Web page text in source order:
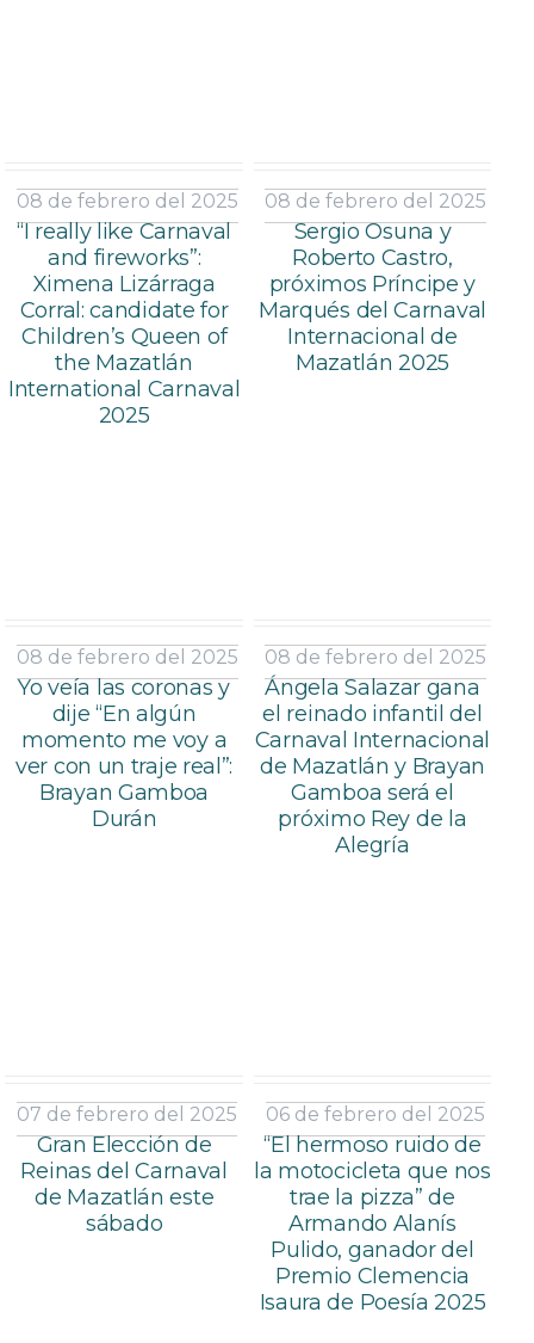
08 de febrero del 2025
“I really like Carnaval
and fireworks”:
Ximena Lizárraga
Corral: candidate for
Children’s Queen of
the Mazatlán
International Carnaval
2025
08 de febrero del 2025
Sergio Osuna y
Roberto Castro,
próximos Príncipe y
Marqués del Carnaval
Internacional de
Mazatlán 2025
08 de febrero del 2025
Yo veía las coronas y
dije “En algún
momento me voy a
ver con un traje real”:
Brayan Gamboa
Durán
08 de febrero del 2025
Ángela Salazar gana
el reinado infantil del
Carnaval Internacional
de Mazatlán y Brayan
Gamboa será el
próximo Rey de la
Alegría
07 de febrero del 2025
Gran Elección de
Reinas del Carnaval
de Mazatlán este
sábado
06 de febrero del 2025
“El hermoso ruido de
la motocicleta que nos
trae la pizza” de
Armando Alanís
Pulido, ganador del
Premio Clemencia
Isaura de Poesía 2025